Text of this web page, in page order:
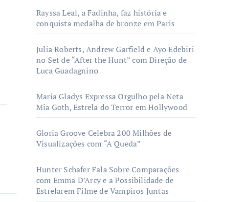
Rayssa Leal, a Fadinha, faz história e
conquista medalha de bronze em Paris
Julia Roberts, Andrew Garfield e Ayo Edebiri
no Set de “After the Hunt” com Direção de
Luca Guadagnino
Maria Gladys Expressa Orgulho pela Neta
Mia Goth, Estrela do Terror em Hollywood
Gloria Groove Celebra 200 Milhões de
Visualizações com “A Queda”
Hunter Schafer Fala Sobre Comparações
com Emma D’Arcy e a Possibilidade de
Estrelarem Filme de Vampiros Juntas